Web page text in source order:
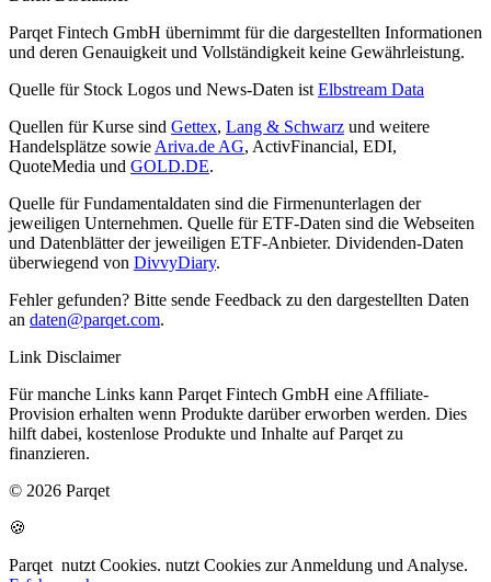
Parqet Fintech GmbH übernimmt für die dargestellten Informationen
und deren Genauigkeit und Vollständigkeit keine Gewährleistung.
Quelle für Stock Logos und News-Daten ist Elbstream Data
Quellen für Kurse sind Gettex, Lang & Schwarz und weitere
Handelsplätze sowie Ariva.de AG, ActivFinancial, EDI,
QuoteMedia und GOLD.DE.
Quelle für Fundamentaldaten sind die Firmenunterlagen der
jeweiligen Unternehmen. Quelle für ETF-Daten sind die Webseiten
und Datenblätter der jeweiligen ETF-Anbieter. Dividenden-Daten
überwiegend von DivvyDiary.
Fehler gefunden? Bitte sende Feedback zu den dargestellten Daten
an daten@parqet.com.
Link Disclaimer
Für manche Links kann Parqet Fintech GmbH eine Affiliate-
Provision erhalten wenn Produkte darüber erworben werden. Dies
hilft dabei, kostenlose Produkte und Inhalte auf Parqet zu
finanzieren.
© 2026 Parqet
🍪
Parqet nutzt Cookies. nutzt Cookies zur Anmeldung und Analyse.